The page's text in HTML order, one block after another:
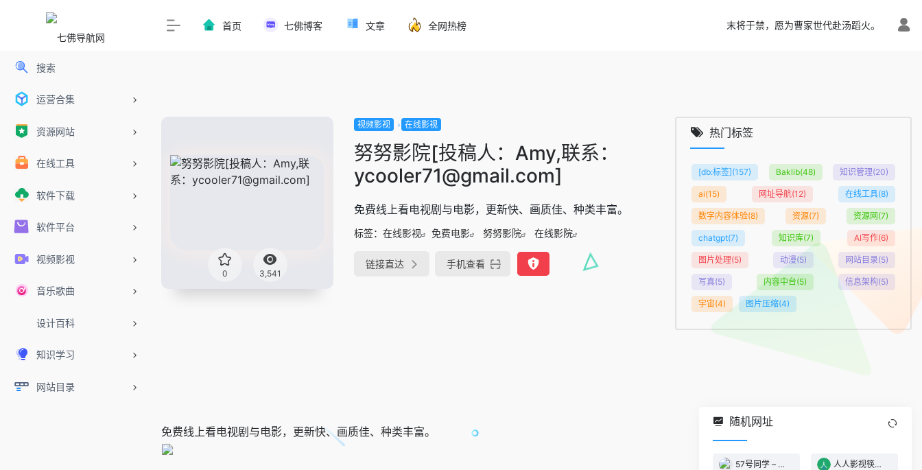
搜索
运营合集
资源网站
在线工具
软件下载
软件平台
视频影视
音乐歌曲
设计百科
知识学习
网站目录
首页 七佛博客 文章 全网热榜 末将于禁，愿为曹家世代赴汤蹈火。
0 3,541
视频影视 在线影视
努努影院[投稿人：Amy,联系：
ycooler71@gmail.com]
免费线上看电视剧与电影，更新快、画质佳、种类丰富。
标签： 在线影视 免费电影 努努影院 在线影院
链接直达 手机查看
热门标签
[db:标签](157) Baklib(48) 知识管理(20)
ai(15) 网址导航(12) 在线工具(8)
数字内容体验(8) 资源(7) 资源网 (7)
chatgpt(7) 知识库(7) AI写作(6)
图片处理(5) 动漫(5) 网站目录(5)
写真(5) 内容中台(5) 信息架构(5)
宇宙(4) 图片压缩(4)
免费线上看电视剧与电影，更新快、画质佳、种类丰富。
随机网址
57号同学 – 万物皆可白嫖 人人影视筷子视频